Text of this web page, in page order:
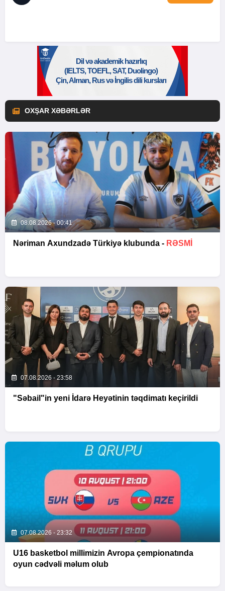
OXŞAR XƏBƏRLƏR
08.08.2026 - 00:41
Nəriman Axundzadə Türkiyə klubunda - RƏSMİ
07.08.2026 - 23:58
"Səbail"in yeni İdarə Heyətinin təqdimatı keçirildi
07.08.2026 - 23:32
U16 basketbol millimizin Avropa çempionatında
oyun cədvəli məlum olub